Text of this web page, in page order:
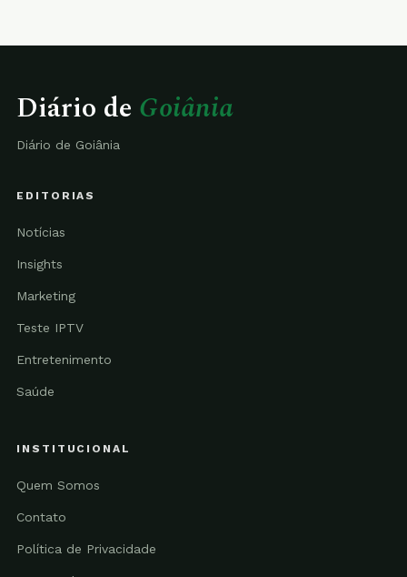
Diário de Goiânia
Diário de Goiânia
EDITORIAS
Notícias
Insights
Marketing
Teste IPTV
Entretenimento
Saúde
INSTITUCIONAL
Quem Somos
Contato
Política de Privacidade